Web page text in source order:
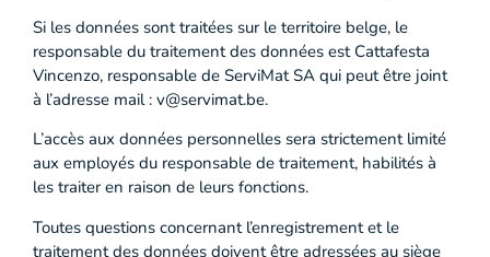
Si les données sont traitées sur le territoire belge, le
responsable du traitement des données est Cattafesta
Vincenzo, responsable de ServiMat SA qui peut être joint
à l’adresse mail : v@servimat.be.
L’accès aux données personnelles sera strictement limité
aux employés du responsable de traitement, habilités à
les traiter en raison de leurs fonctions.
Toutes questions concernant l’enregistrement et le
traitement des données doivent être adressées au siège